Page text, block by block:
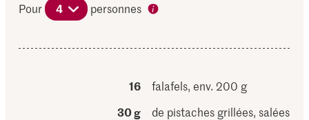
Pour 4 personnes
16
falafels, env. 200 g
30 g
de pistaches grillées, salées